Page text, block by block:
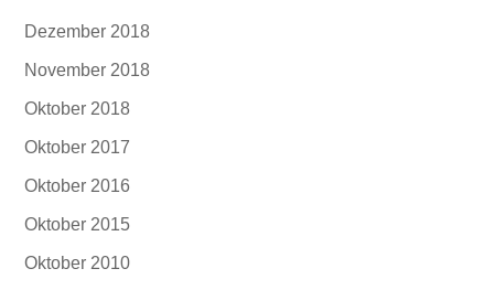
Dezember 2018
November 2018
Oktober 2018
Oktober 2017
Oktober 2016
Oktober 2015
Oktober 2010